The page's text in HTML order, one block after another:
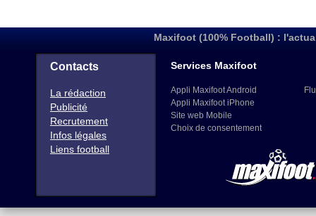
Maxifoot (100% Football) :
Contacts
La rédaction
Publicité
Recrutement
Infos légales
Liens football
Services Maxifoot
Appli Maxifoot Android
Appli Maxifoot iPhone
Site web Mobile
Choix de consentement